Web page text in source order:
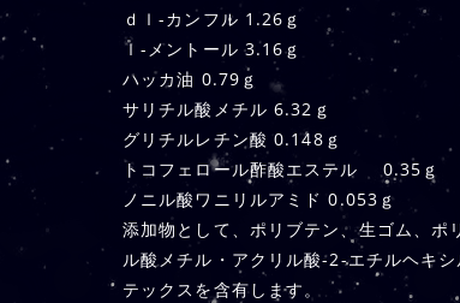
ｄｌ-カンフル 1.26ｇ
ｌ-メントール 3.16ｇ
ハッカ油 0.79ｇ
サリチル酸メチル 6.32ｇ
グリチルレチン酸 0.148ｇ
トコフェロール酢酸エステル 0.35ｇ
ノニル酸ワニリルアミド 0.053ｇ
添加物として、ポリブテン、生ゴム、ポ
ル酸メチル・アクリル酸-2-エチルヘキ
テックスを含有します。